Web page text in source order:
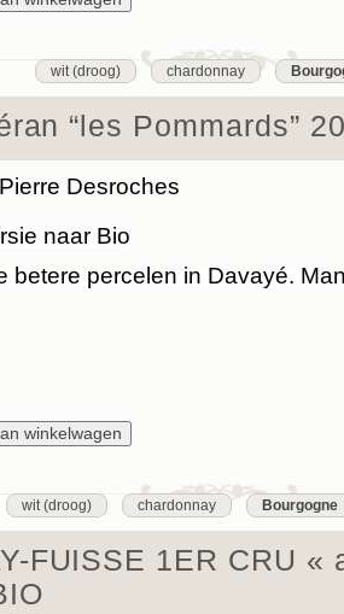
wit (droog) chardonnay
“les Pommards”
Desroches
naar Bio
betere percelen in Davayé.
wit (droog) chardonnay Bourgogne
FUISSE 1ER CRU «